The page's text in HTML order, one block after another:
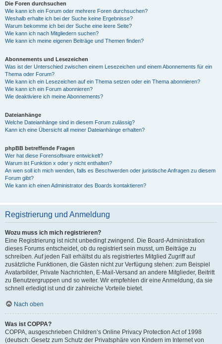
Die Foren durchsuchen
Wie kann ich ein Forum oder mehrere Foren durchsuchen?
Weshalb erhalte ich bei der Suche keine Ergebnisse?
Warum bekomme ich bei der Suche eine leere Seite?
Wie kann ich nach Mitgliedern suchen?
Wie kann ich meine eigenen Beiträge und Themen finden?
Abonnements und Lesezeichen
Was ist der Unterschied zwischen einem Lesezeichen und einem Abonnements für ein
Thema oder Forum?
Wie kann ich ein Lesezeichen auf ein Thema setzen oder ein Thema abonnieren?
Wie kann ich ein Forum abonnieren?
Wie deaktiviere ich meine Abonnements?
Dateianhänge
Welche Dateianhänge sind in diesem Forum zulässig?
Kann ich eine Übersicht all meiner Dateianhänge erhalten?
phpBB betreffende Fragen
Wer hat diese Forensoftware entwickelt?
Warum ist Funktion x oder y nicht enthalten?
An wen soll ich mich wenden, falls es Beschwerden oder juristische Anfragen zu diesem
Forum gibt?
Wie kann ich einen Administrator des Boards kontaktieren?
Registrierung und Anmeldung
Wozu muss ich mich registrieren?
Eine Registrierung ist nicht unbedingt zwingend. Die Board-Administration
dieses Forums entscheidet, ob du registriert sein musst, um Beiträge zu
schreiben. Auf jeden Fall erhältst du als registriertes Mitglied Zugriff auf
zusätzliche Funktionen, die Gästen nicht zur Verfügung stehen: zum Beispiel
Avatarbilder, Private Nachrichten, E-Mail-Versand an andere Mitglieder, Beitritt
zu Benutzergruppen und so weiter. Wir empfehlen dir eine Anmeldung, da sie
schnell erledigt ist und dir zahlreiche Vorteile bietet.
Nach oben
Was ist COPPA?
COPPA, ausgeschrieben Children’s Online Privacy Protection Act of 1998
(deutsch: Gesetz zum Schutz der Privatsphäre von Kindern im Internet von